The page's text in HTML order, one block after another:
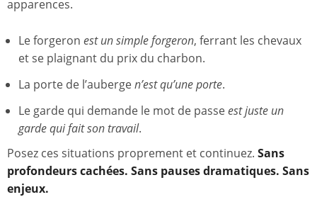
apparences.
Le forgeron est un simple forgeron, ferrant les chevaux
et se plaignant du prix du charbon.
La porte de l’aubergen’est qu’une porte.
Le garde qui demande le mot de passeest juste un
garde qui fait son travail.
Posez ces situations proprement et continuez. Sans
profondeurs cachées. Sans pauses dramatiques. Sans
enjeux.